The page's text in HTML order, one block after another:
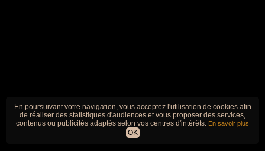
En poursuivant votre navigation, vous acceptez l'utilisation de cookies afin
de réaliser des statistiques d'audiences et vous proposer des services,
contenus ou publicités adaptés selon vos centres d'intérêts. En savoir plus
OK